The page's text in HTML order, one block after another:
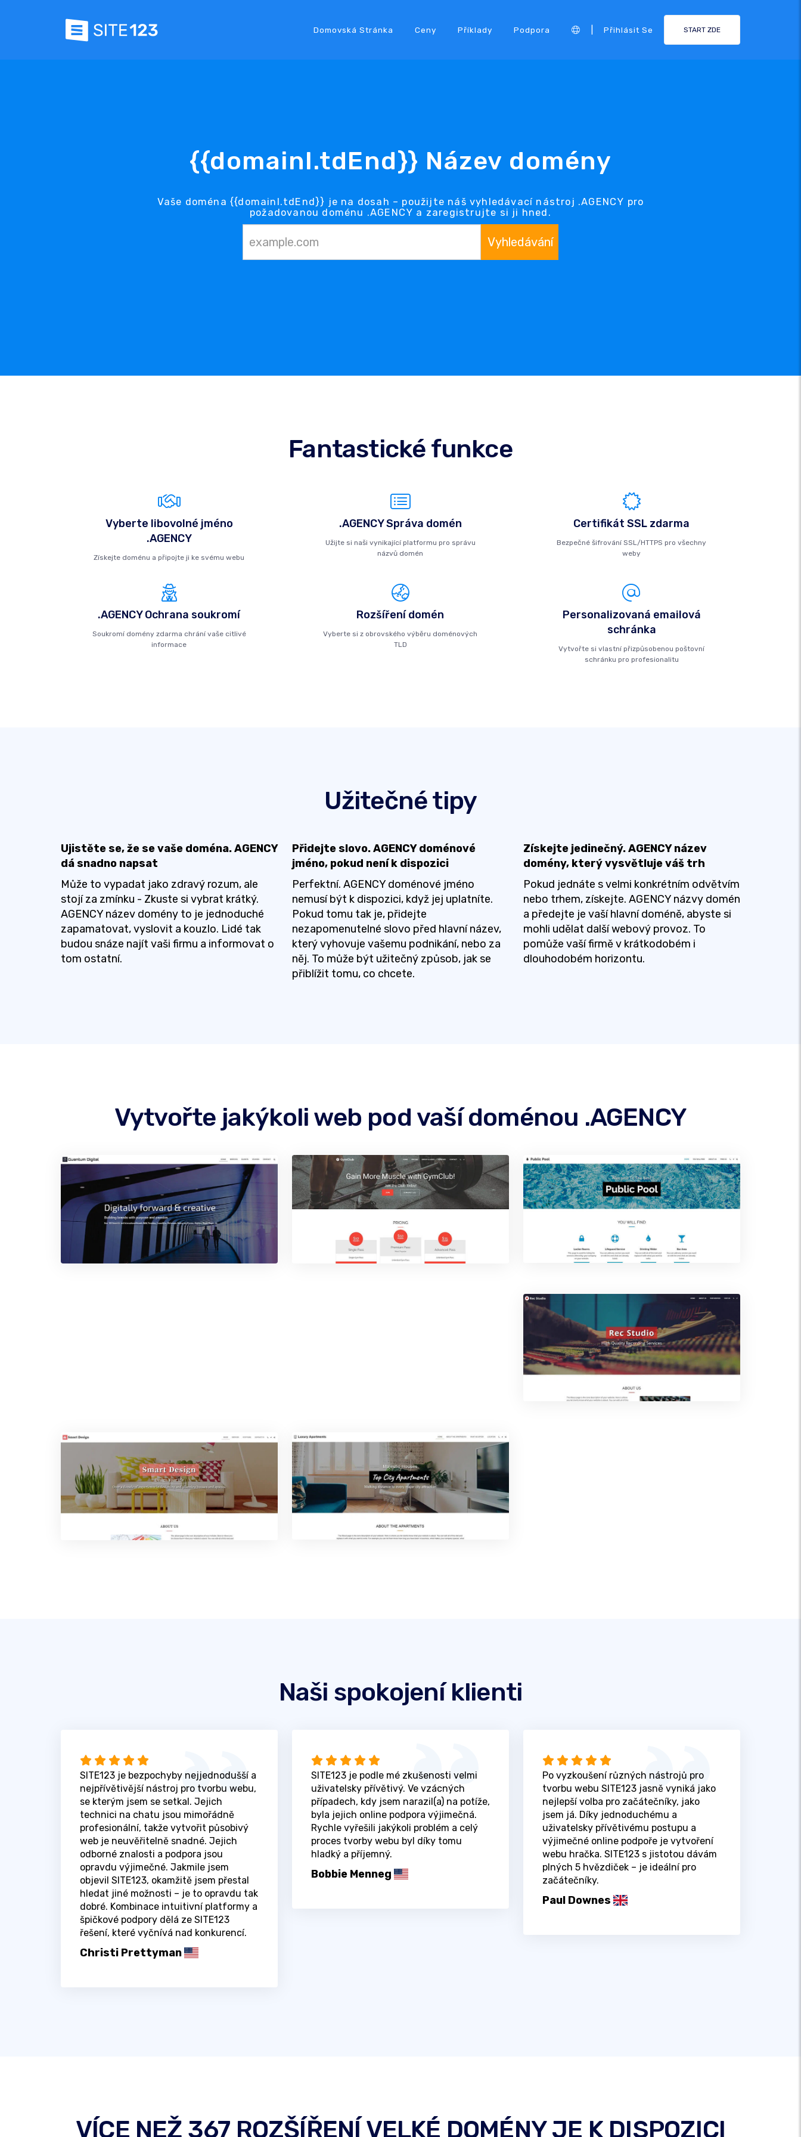
Domovská Stránka Ceny Příklady Podpora Přihlásit Se START ZDE
{{domainl.tdEnd}} Název domény
Vaše doména {{domainl.tdEnd}} je na dosah – použijte náš vyhledávací nástroj .AGENCY pro
požadovanou doménu .AGENCY a zaregistrujte si ji hned.
Vyhledávání
Fantastické funkce
Vyberte libovolné jméno
.AGENCY
Získejte doménu a připojte ji ke svému webu
.AGENCY Správa domén
Užijte si naši vynikající platformu pro správu
názvů domén
Certifikát SSL zdarma
Bezpečné šifrování SSL/HTTPS pro všechny
weby
.AGENCY Ochrana soukromí
Soukromí domény zdarma chrání vaše citlivé
informace
Rozšíření domén
Vyberte si z obrovského výběru doménových
TLD
Personalizovaná emailová
schránka
Vytvořte si vlastní přizpůsobenou poštovní
schránku pro profesionalitu
Užitečné tipy
Ujistěte se, že se vaše doména. AGENCY
dá snadno napsat
Může to vypadat jako zdravý rozum, ale
stojí za zmínku - Zkuste si vybrat krátký.
AGENCY název domény to je jednoduché
zapamatovat, vyslovit a kouzlo. Lidé tak
budou snáze najít vaši firmu a informovat o
tom ostatní.
Přidejte slovo. AGENCY doménové
jméno, pokud není k dispozici
Perfektní. AGENCY doménové jméno
nemusí být k dispozici, když jej uplatníte.
Pokud tomu tak je, přidejte
nezapomenutelné slovo před hlavní název,
který vyhovuje vašemu podnikání, nebo za
něj. To může být užitečný způsob, jak se
přiblížit tomu, co chcete.
Získejte jedinečný. AGENCY název
domény, který vysvětluje váš trh
Pokud jednáte s velmi konkrétním odvětvím
nebo trhem, získejte. AGENCY názvy domén
a předejte je vaší hlavní doméně, abyste si
mohli udělat další webový provoz. To
pomůže vaší firmě v krátkodobém i
dlouhodobém horizontu.
Vytvořte jakýkoli web pod vaší doménou .AGENCY
Naši spokojení klienti
SITE123 je bezpochyby nejjednodušší a
nejpřívětivější nástroj pro tvorbu webu,
se kterým jsem se setkal. Jejich
technici na chatu jsou mimořádně
profesionální, takže vytvořit působivý
web je neuvěřitelně snadné. Jejich
odborné znalosti a podpora jsou
opravdu výjimečné. Jakmile jsem
objevil SITE123, okamžitě jsem přestal
hledat jiné možnosti – je to opravdu tak
dobré. Kombinace intuitivní platformy a
špičkové podpory dělá ze SITE123
řešení, které vyčnívá nad konkurencí.
Christi Prettyman
SITE123 je podle mé zkušenosti velmi
uživatelsky přívětivý. Ve vzácných
případech, kdy jsem narazil(a) na potíže,
byla jejich online podpora výjimečná.
Rychle vyřešili jakýkoli problém a celý
proces tvorby webu byl díky tomu
hladký a příjemný.
Bobbie Menneg
Po vyzkoušení různých nástrojů pro
tvorbu webu SITE123 jasně vyniká jako
nejlepší volba pro začátečníky, jako
jsem já. Díky jednoduchému a
uživatelsky přívětivému postupu a
výjimečné online podpoře je vytvoření
webu hračka. SITE123 s jistotou dávám
plných 5 hvězdiček – je ideální pro
začátečníky.
Paul Downes
VÍCE NEŽ 367 ROZŠÍŘENÍ VELKÉ DOMÉNY JE K DISPOZICI